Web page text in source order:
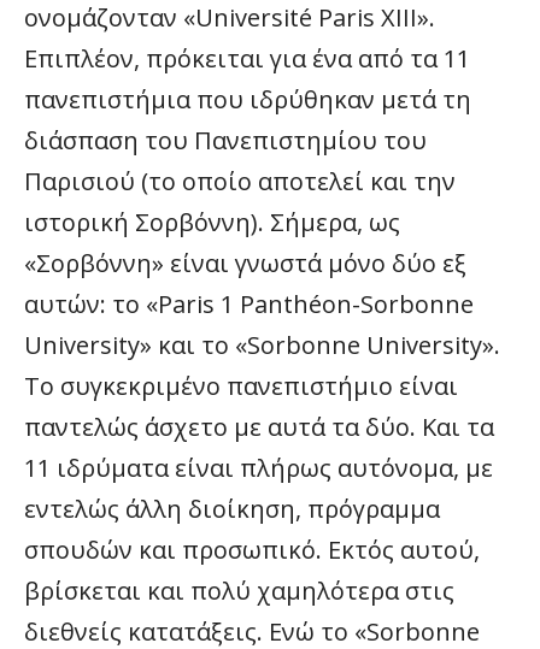
ονομάζονταν «Université Paris XIII».
Επιπλέον, πρόκειται για ένα από τα 11
πανεπιστήμια που ιδρύθηκαν μετά τη
διάσπαση του Πανεπιστημίου του
Παρισιού (το οποίο αποτελεί και την
ιστορική Σορβόννη). Σήμερα, ως
«Σορβόννη» είναι γνωστά μόνο δύο εξ
αυτών: το «Paris 1 Panthéon-Sorbonne
University» και το «Sorbonne University».
Το συγκεκριμένο πανεπιστήμιο είναι
παντελώς άσχετο με αυτά τα δύο. Και τα
11 ιδρύματα είναι πλήρως αυτόνομα, με
εντελώς άλλη διοίκηση, πρόγραμμα
σπουδών και προσωπικό. Εκτός αυτού,
βρίσκεται και πολύ χαμηλότερα στις
διεθνείς κατατάξεις. Ενώ το «Sorbonne